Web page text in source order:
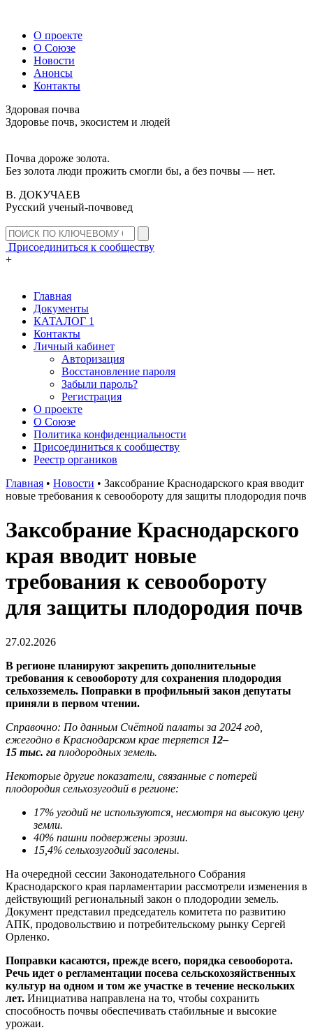
О проекте
О Союзе
Новости
Анонсы
Контакты
Здоровая почва
Здоровье почв, экосистем и людей
Почва дороже золота.
Без золота люди прожить смогли бы, а без почвы — нет.
В. ДОКУЧАЕВ
Русский ученый-почвовед
Присоединиться к сообществу
+
Главная
Документы
КАТАЛОГ 1
Контакты
Личный кабинет
Авторизация
Восстановление пароля
Забыли пароль?
Регистрация
О проекте
О Союзе
Политика конфиденциальности
Присоединиться к сообществу
Реестр органиков
Главная • Новости • Заксобрание Краснодарского края вводит
новые требования к севообороту для защиты плодородия почв
Заксобрание Краснодарского
края вводит новые
требования к севообороту
для защиты плодородия почв
27.02.2026
В регионе планируют закрепить дополнительные
требования к севообороту для сохранения плодородия
сельхозземель. Поправки в профильный закон депутаты
приняли в первом чтении.
Справочно: По данным Счётной палаты за 2024 год,
ежегодно в Краснодарском крае теряется 12–
15 тыс. га плодородных земель.
Некоторые другие показатели, связанные с потерей
плодородия сельхозугодий в регионе:
17% угодий не используются, несмотря на высокую цену
земли.
40% пашни подвержены эрозии.
15,4% сельхозугодий засолены.
На очередной сессии Законодательного Собрания
Краснодарского края парламентарии рассмотрели изменения в
действующий региональный закон о плодородии земель.
Документ представил председатель комитета по развитию
АПК, продовольствию и потребительскому рынку Сергей
Орленко.
Поправки касаются, прежде всего, порядка севооборота.
Речь идет о регламентации посева сельскохозяйственных
культур на одном и том же участке в течение нескольких
лет. Инициатива направлена на то, чтобы сохранить
способность почвы обеспечивать стабильные и высокие
урожаи.